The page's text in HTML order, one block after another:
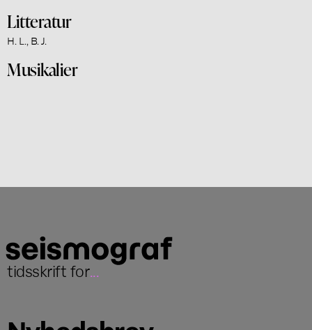
Litteratur
H. L., B. J.
Musikalier
tidsskrift for...